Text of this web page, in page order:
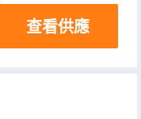
查看供應